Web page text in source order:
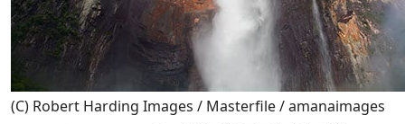
(C) Robert Harding Images / Masterfile / amanaimages